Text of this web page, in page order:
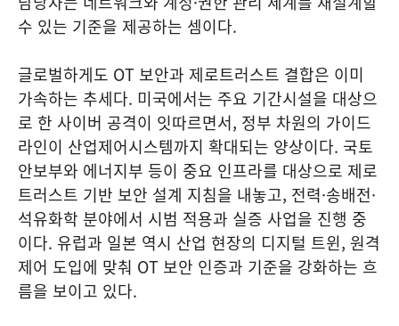
수 있는 기준을 제공하는 셈이다.
글로벌하게도 OT 보안과 제로트러스트 결합은 이미
가속하는 추세다. 미국에서는 주요 기간시설을 대상으
로 한 사이버 공격이 잇따르면서, 정부 차원의 가이드
라인이 산업제어시스템까지 확대되는 양상이다. 국토
안보부와 에너지부 등이 중요 인프라를 대상으로 제로
트러스트 기반 보안 설계 지침을 내놓고, 전력·송배전·
석유화학 분야에서 시범 적용과 실증 사업을 진행 중
이다. 유럽과 일본 역시 산업 현장의 디지털 트윈, 원격
제어 도입에 맞춰 OT 보안 인증과 기준을 강화하는 흐
름을 보이고 있다.